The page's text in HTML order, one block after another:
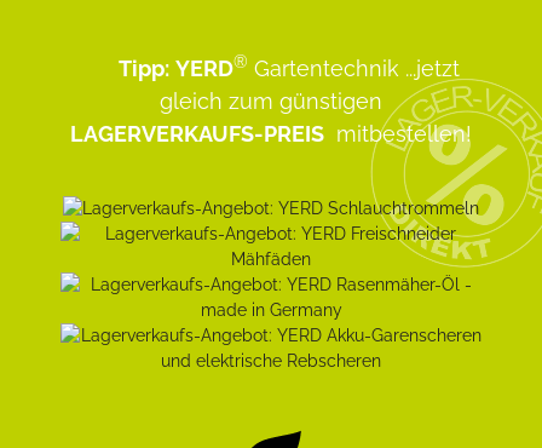
Tipp: YERD® Gartentechnik ...jetzt
gleich zum günstigen
LAGERVERKAUFS-PREIS mitbestellen!